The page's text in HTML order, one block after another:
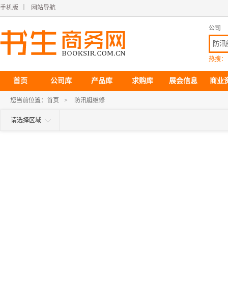
手机版 网站导航
公司
热搜：
首页 公司库 产品库 求购库 展会信息 商业
您当前位置： 首页 > 防汛艇维修
请选择区域